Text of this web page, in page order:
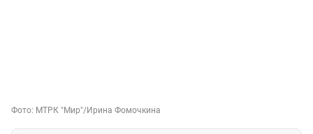
Фото: МТРК "Мир"/Ирина Фомочкина